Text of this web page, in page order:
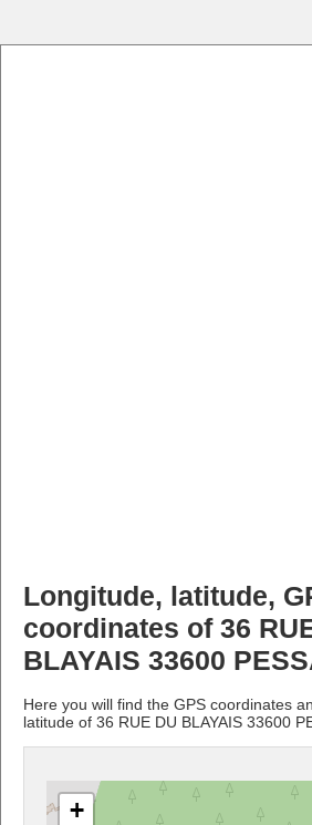
Longitude, latitude,
coordinates of 36
BLAYAIS 33600
Here you will find the GPS coordinates
latitude of 36 RUE DU BLAYAIS 33600
+